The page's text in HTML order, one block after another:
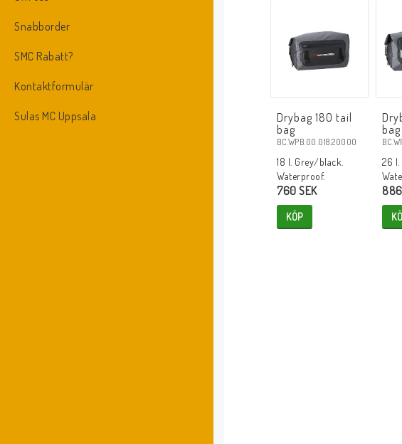
Snabborder
SMC Rabatt?
Kontaktformulär
Sulas MC Uppsala
Drybag 180 tail
bag
BC.WPB.00.018.20000
18 l. Grey/black.
Waterproof.
760 SEK
KÖP
bag
26 l.